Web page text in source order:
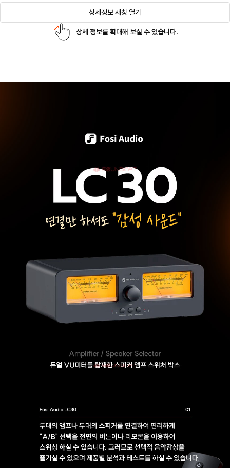
상세정보 새창 열기
상세 정보를 확대해 보실 수 있습니다.